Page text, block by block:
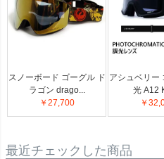
スノーボード ゴーグル ド
ラゴン drago...
￥27,700
アシュベリー
光 A12
￥
最近チェックした商品